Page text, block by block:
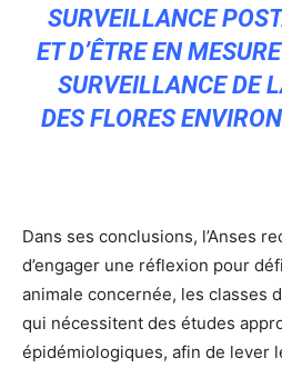
SURVEILLANCE
ET D’ÊTRE EN
SURVEILLANCE DE
DES FLORES
Dans ses conclusions, l’Anses
d’engager une réflexion pour
animale concernée, les classes
qui nécessitent des études
épidémiologiques, afin de lever